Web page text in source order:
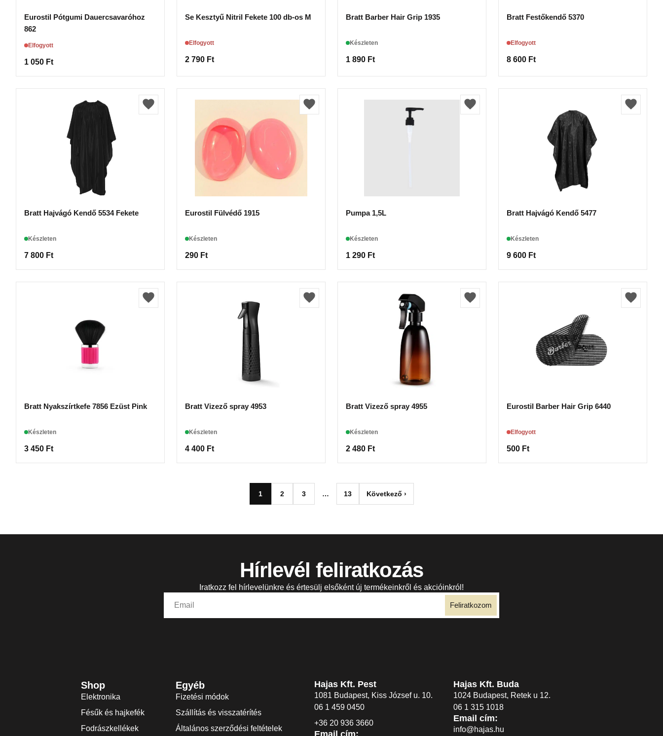
Eurostil Pótgumi Dauercsavaróhoz
862
Elfogyott
1 050 Ft
Se Kesztyű Nitril Fekete 100 db-os M
Elfogyott
2 790 Ft
Bratt Barber Hair Grip 1935
Készleten
1 890 Ft
Bratt Festőkendő 5370
Elfogyott
8 600 Ft
Bratt Hajvágó Kendő 5534 Fekete
Készleten
7 800 Ft
Eurostil Fülvédő 1915
Készleten
290 Ft
Pumpa 1,5L
Készleten
1 290 Ft
Bratt Hajvágó Kendő 5477
Készleten
9 600 Ft
Bratt Nyakszírtkefe 7856 Ezüst Pink
Készleten
3 450 Ft
Bratt Vizező spray 4953
Készleten
4 400 Ft
Bratt Vizező spray 4955
Készleten
2 480 Ft
Eurostil Barber Hair Grip 6440
Elfogyott
500 Ft
1 2 3 … 13 Következő ›
Hírlevél feliratkozás
Iratkozz fel hírlevelünkre és értesülj elsőként új termékeinkről és akcióinkról!
Feliratkozom
Shop
Elektronika
Fésűk és hajkefék
Fodrászkellékek
Egyéb
Fizetési módok
Szállítás és visszatérítés
Általános szerződési feltételek
Hajas Kft. Pest
1081 Budapest, Kiss József u. 10.
06 1 459 0450
+36 20 936 3660
Hajas Kft. Buda
1024 Budapest, Retek u 12.
06 1 315 1018
Email cím:
info@hajas.hu